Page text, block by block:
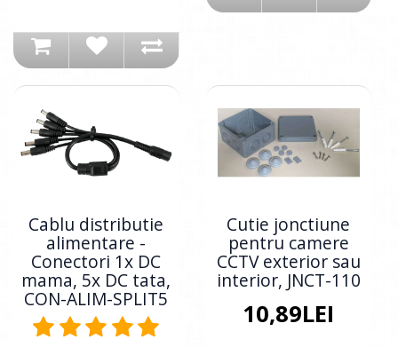
Cablu distributie
alimentare -
Conectori 1x DC
mama, 5x DC tata,
CON-ALIM-SPLIT5
Cutie jonctiune
pentru camere
CCTV exterior sau
interior, JNCT-110
10,89LEI